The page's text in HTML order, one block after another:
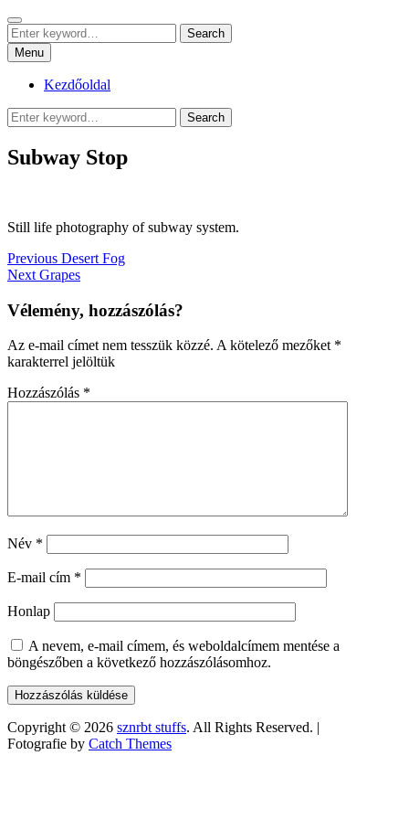
Skip
to
content
sznrbt stuffs
pár dolog, tőlem
Search
Search
for:
Search
Menu
Kezdőoldal
Search
for:
Search
Subway Stop
Still life photography of subway system.
Bejegyzés
navigáció
Previous Previous
post:
Desert Fog
Next Next
Grapes
Vélemény, hozzászólás?
Az e-mail címet nem tesszük közzé. A kötelező mezőket *
karakterrel jelöltük
Hozzászólás *
Név *
E-mail cím *
Honlap
A nevem, e-mail címem, és weboldalcímem mentése a
böngészőben a következő hozzászólásomhoz.
Copyright © 2026 sznrbt stuffs. All Rights Reserved. |
Fotografie by Catch Themes